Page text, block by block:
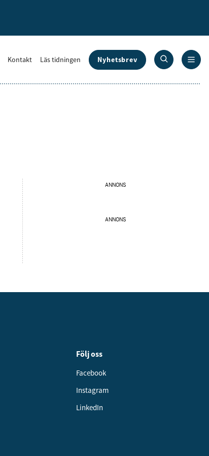
Kontakt Läs tidningen Nyhetsbrev
ANNONS
ANNONS
Följ oss
Facebook
Instagram
LinkedIn